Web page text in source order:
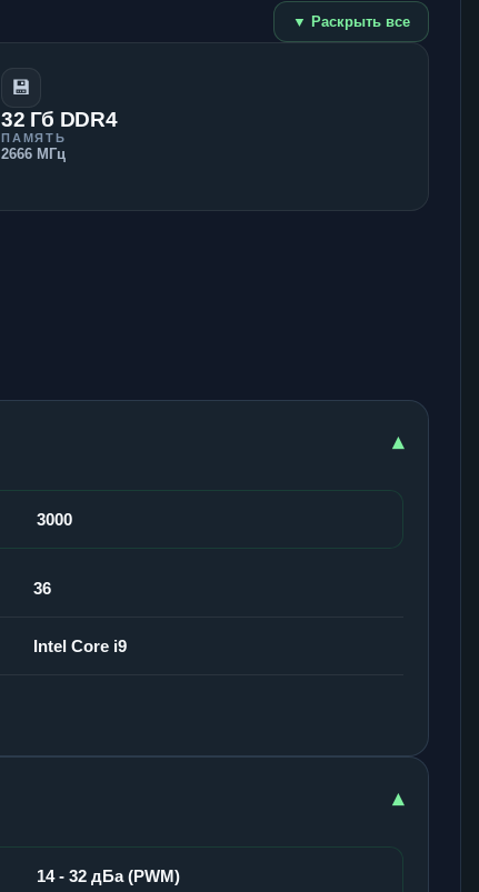
▼ Раскрыть все
💾
32 Гб DDR4
ПАМЯТЬ
2666 МГц
▾
3000
36
Intel Core i9
▾
14 - 32 дБа (PWM)